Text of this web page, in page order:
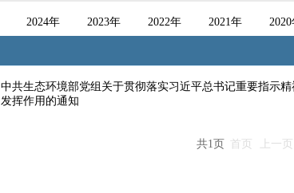
2024年 2023年 2022年 2021年
中共生态环境部党组关于贯彻落实习近平总书记重要指示
发挥作用的通知
共1页 首页 上一页